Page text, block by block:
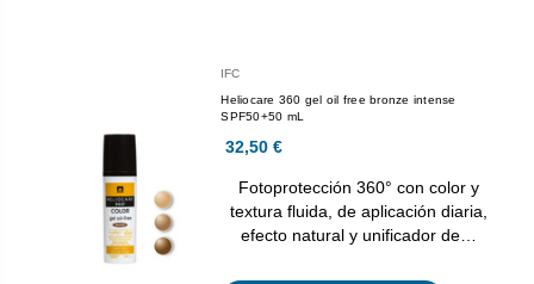
IFC
Heliocare 360 gel oil free bronze intense
SPF50+50 mL
32,50 €
Fotoprotección 360° con color y
textura fluida, de aplicación diaria,
efecto natural y unificador de…